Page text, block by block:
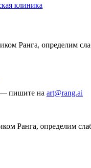
клиника
Ранга, определим
— пишите на art@rang.ai
Ранга, определим